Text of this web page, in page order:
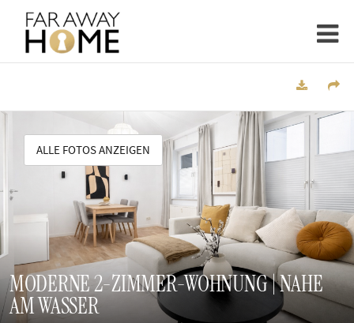
ALLE FOTOS ANZEIGEN
MODERNE 2-ZIMMER-WOHNUNG | NAHE
AM WASSER